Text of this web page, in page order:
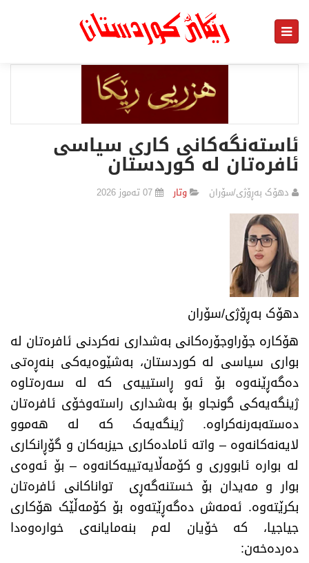
ئاستەنگەکانی کاری سیاسی
ئافرەتان لە کوردستان
دهۆک بەڕۆژی/سۆران وتار 07 تەموز 2026
دهۆک بەڕۆژی/سۆران
هۆکارە جۆراوجۆرەکانی بەشداری نەکردنی ئافرەتان لە
بواری سیاسی لە کوردستان، بەشێوەیەکی بنەڕەتی
دەگەڕێنەوە بۆ ئەو ڕاستییەی کە لە سەرەتاوە
ژینگەیەکی گونجاو بۆ بەشداری راستەوخۆی ئافرەتان
دەستەبەرنەکراوە. ژینگەیەک کە لە هەموو
لایەنەکانەوە – واتە ئامادەکاری حیزبەکان و گۆڕانکاری
لە بوارە ئابووری و کۆمەڵایەتییەکانەوە – بۆ ئەوەی
بوار و مەیدان بۆ خستنەگەڕی تواناکانی ئافرەتان
بکرێتەوە. ئەمەش دەگەڕێتەوە بۆ کۆمەڵێک هۆکاری
جیاجیا، کە خۆیان لەم بنەمایانەی خوارەوەدا
دەردەخەن: